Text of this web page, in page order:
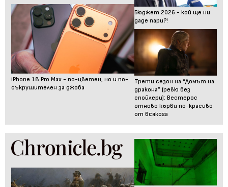
iPhone 18 Pro Max - по-цветен, но и по-
съкрушителен за джоба
Бюджет 2026 - кой ще ни
даде пари?!
Трети сезон на “Домът на
дракона” (ревю без
спойлери): Вестерос
отново кърви по-красиво
от всякога